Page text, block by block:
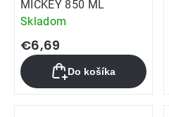
MICKEY 850 ML
Skladom
€6,69
Do košíka